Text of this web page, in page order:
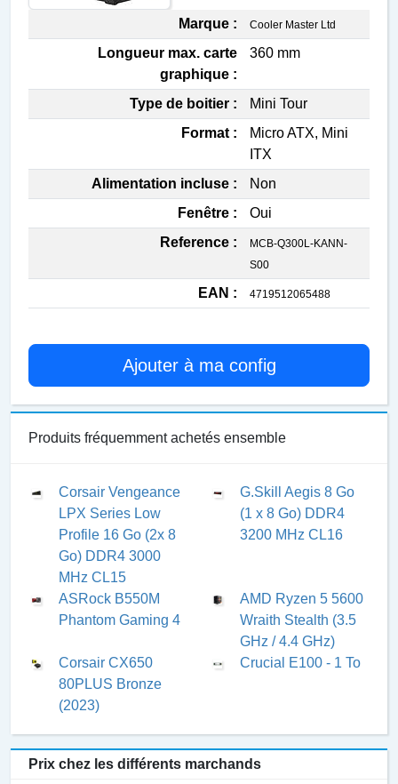
Marque : Cooler Master Ltd
Longueur max. carte
graphique :
360 mm
Type de boitier :
Mini Tour
Format :
Micro ATX, Mini
ITX
Alimentation incluse :
Non
Fenêtre :
Oui
Reference :
MCB-Q300L-KANN-
S00
EAN : 4719512065488
Ajouter à ma config
Produits fréquemment achetés ensemble
Corsair Vengeance
LPX Series Low
Profile 16 Go (2x 8
Go) DDR4 3000
MHz CL15
G.Skill Aegis 8 Go
(1 x 8 Go) DDR4
3200 MHz CL16
ASRock B550M
Phantom Gaming 4
AMD Ryzen 5 5600
Wraith Stealth (3.5
GHz / 4.4 GHz)
Corsair CX650
80PLUS Bronze
(2023)
Crucial E100 - 1 To
Prix chez les différents marchands